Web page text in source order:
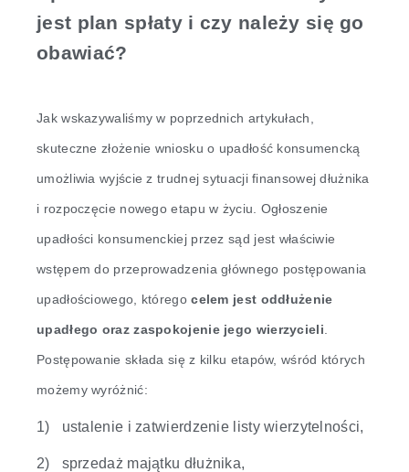
jest plan spłaty i czy należy się go
obawiać?
Jak wskazywaliśmy w poprzednich artykułach,
skuteczne złożenie wniosku o upadłość konsumencką
umożliwia wyjście z trudnej sytuacji finansowej dłużnika
i rozpoczęcie nowego etapu w życiu. Ogłoszenie
upadłości konsumenckiej przez sąd jest właściwie
wstępem do przeprowadzenia głównego postępowania
upadłościowego, któregocelem jest oddłużenie
upadłego oraz zaspokojenie jego wierzycieli.
Postępowanie składa się z kilku etapów, wśród których
możemy wyróżnić:
1) ustalenie i zatwierdzenie listy wierzytelności,
2) sprzedaż majątku dłużnika,